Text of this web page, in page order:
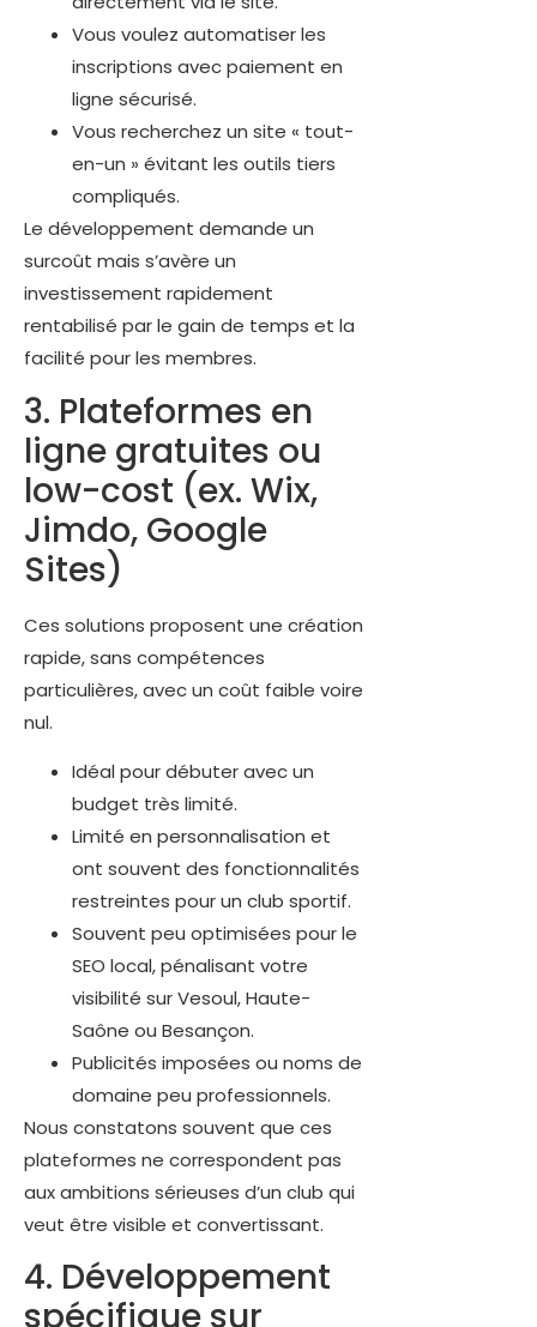
Vous voulez automatiser les
inscriptions avec paiement en
ligne sécurisé.
Vous recherchez un site « tout-
en-un » évitant les outils tiers
compliqués.
Le développement demande un
surcoût mais s’avère un
investissement rapidement
rentabilisé par le gain de temps et la
facilité pour les membres.
3. Plateformes en
ligne gratuites ou
low-cost (ex. Wix,
Jimdo, Google
Sites)
Ces solutions proposent une création
rapide, sans compétences
particulières, avec un coût faible voire
nul.
Idéal pour débuter avec un
budget très limité.
Limité en personnalisation et
ont souvent des fonctionnalités
restreintes pour un club sportif.
Souvent peu optimisées pour le
SEO local, pénalisant votre
visibilité sur Vesoul, Haute-
Saône ou Besançon.
Publicités imposées ou noms de
domaine peu professionnels.
Nous constatons souvent que ces
plateformes ne correspondent pas
aux ambitions sérieuses d’un club qui
veut être visible et convertissant.
4. Développement
spécifique sur